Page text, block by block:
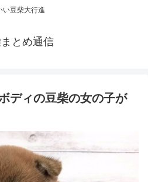
い豆柴大行進
とめ通信
ディの豆柴の女の子が